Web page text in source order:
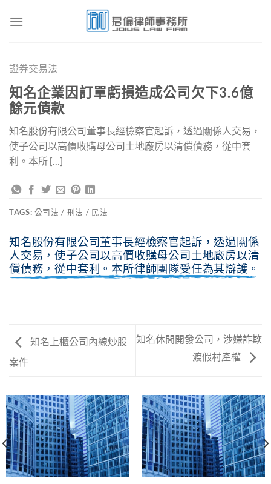
證券交易法
知名企業因訂單虧損造成公司欠下3.6億
餘元債款
知名股份有限公司董事長經檢察官起訴，透過關係人交易，
使子公司以高價收購母公司土地廠房以清償債務，從中套
利。本所 […]
TAGS: 公司法 / 刑法 / 民法
知名股份有限公司董事長經檢察官起訴，透過關係
人交易，使子公司以高價收購母公司土地廠房以清
償債務，從中套利。本所律師團隊受任為其辯護。
知名上櫃公司內線炒股
案件
知名休閒開發公司，涉嫌詐欺
渡假村產權